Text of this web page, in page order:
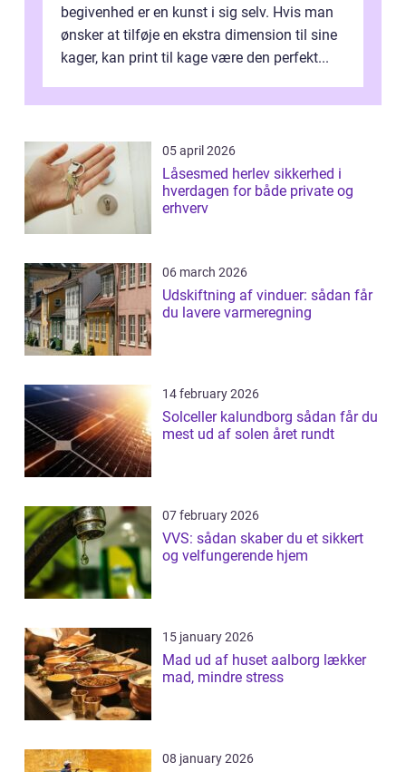
begivenhed er en kunst i sig selv. Hvis man
ønsker at tilføje en ekstra dimension til sine
kager, kan print til kage være den perfekt...
05 april 2026
Låsesmed herlev sikkerhed i
hverdagen for både private og
erhverv
06 march 2026
Udskiftning af vinduer: sådan får
du lavere varmeregning
14 february 2026
Solceller kalundborg sådan får du
mest ud af solen året rundt
07 february 2026
VVS: sådan skaber du et sikkert
og velfungerende hjem
15 january 2026
Mad ud af huset aalborg lækker
mad, mindre stress
08 january 2026